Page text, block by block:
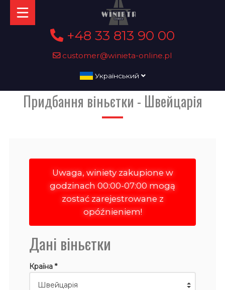
+48 33 813 90 00
customer@winieta-online.pl
Український
Придбання віньєтки - Швейцарія
Uwaga, winiety zakupione w
godzinach 00:00-07:00 mogą
zostać zarejestrowane z
opóźnieniem!
Дані віньєтки
Країна *